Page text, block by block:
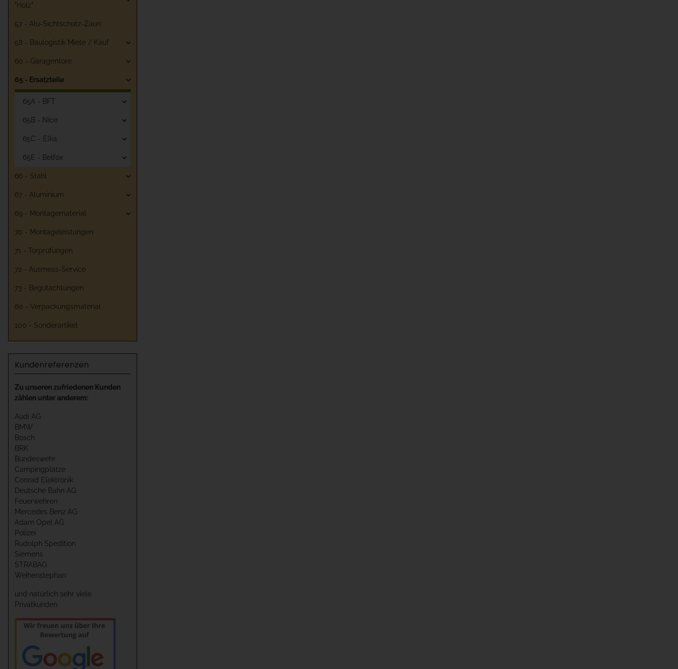
"Holz"
57 - Alu-Sichtschutz-Zaun
58 - Baulogistik Miete / Kauf
60 - Garagentore
65 - Ersatzteile
65A - BFT
65B - Nice
65C - Elka
65E - Belfox
66 - Stahl
67 - Aluminium
69 - Montagematerial
70 - Montageleistungen
71 - Torprüfungen
72 - Ausmess-Service
73 - Begutachtungen
80 - Verpackungsmaterial
100 - Sonderartikel
Kundenreferenzen
Zu unseren zufriedenen Kunden
zählen unter anderem:
Audi AG
BMW
Bosch
BRK
Bundeswehr
Campingplätze
Conrad Elektronik
Deutsche Bahn AG
Feuerwehren
Mercedes Benz AG
Adam Opel AG
Polizei
Rudolph Spedition
Siemens
STRABAG
Weihenstephan
und natürlich sehr viele
Privatkunden